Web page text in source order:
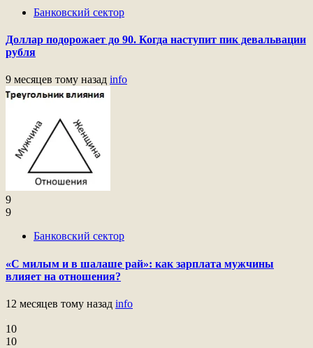
Банковский сектор
Доллар подорожает до 90. Когда наступит пик девальвации
рубля
9 месяцев тому назад info
9
9
Банковский сектор
«С милым и в шалаше рай»: как зарплата мужчины
влияет на отношения?
12 месяцев тому назад info
10
10